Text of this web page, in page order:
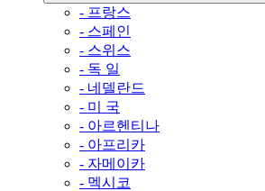
- 프랑스
- 스페인
- 스위스
- 독 일
- 네델란드
- 미 국
- 아르헨티나
- 아프리카
- 자메이카
- 멕시코